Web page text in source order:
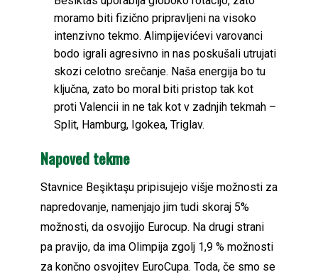
moramo biti fizično pripravljeni na visoko
intenzivno tekmo. Alimpijevićevi varovanci
bodo igrali agresivno in nas poskušali utrujati
skozi celotno srečanje. Naša energija bo tu
ključna, zato bo moral biti pristop tak kot
proti Valencii in ne tak kot v zadnjih tekmah –
Split, Hamburg, Igokea, Triglav.
Napoved tekme
Stavnice Beşiktaşu pripisujejo višje možnosti za
napredovanje, namenjajo jim tudi skoraj 5%
možnosti, da osvojijo Eurocup. Na drugi strani
pa pravijo, da ima Olimpija zgolj 1,9 % možnosti
za končno osvojitev EuroCupa. Toda, če smo se